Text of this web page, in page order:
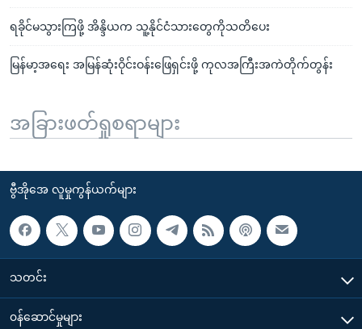
ရခိုင်မသွားကြဖို့ အိန္ဒိယက သူ့နိုင်ငံသားတွေကိုသတိပေး
မြန်မာ့အရေး အမြန်ဆုံးဝိုင်းဝန်းဖြေရှင်းဖို့ ကုလအကြီးအကဲတိုက်တွန်း
အခြားဖတ်ရှုစရာများ
ဗွီအိုအေ လူမှုကွန်ယက်များ
သတင်း
၀န်ဆောင်မှုများ